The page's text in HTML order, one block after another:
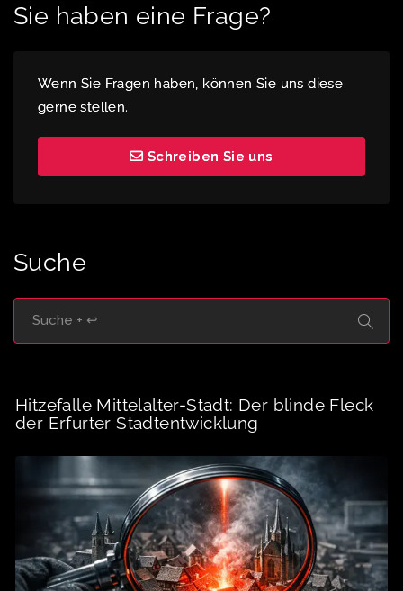
Sie haben eine Frage?
Wenn Sie Fragen haben, können Sie uns diese
gerne stellen.
Schreiben Sie uns
Suche
Hitzefalle Mittelalter-Stadt: Der blinde Fleck
der Erfurter Stadtentwicklung